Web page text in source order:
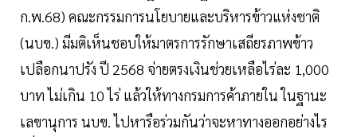
ก.พ.68) คณะกรรมการนโยบายและบริหารข้าวแห่งชาติ
(นบข.) มีมติเห็นชอบให้มาตรการรักษาเสถียรภาพข้าว
เปลือกนาปรัง ปี 2568 จ่ายตรงเงินช่วยเหลือไร่ละ 1,000
บาท ไม่เกิน 10 ไร่ แล้วให้ทางกรมการค้าภายใน ในฐานะ
เลขานุการ นบข. ไปหารือร่วมกันว่าจะหาทางออกอย่างไร